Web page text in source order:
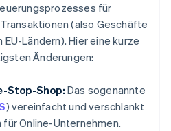
für
(also Geschäfte
Ländern). Hier eine kurze
Änderungen:
Stop-Shop: Das sogenannte
) vereinfacht und verschlankt
Online-Unternehmen.